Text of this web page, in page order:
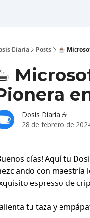
Diaria Posts ☕️
Dosis Diaria ☕️
28 de febrero de
días! Aquí tu
con maestría
espresso de
tu taza y